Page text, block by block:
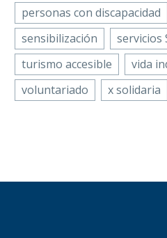
personas con discapacidad
sensibilización
servicios
turismo accesible
vida
voluntariado
x solidaria